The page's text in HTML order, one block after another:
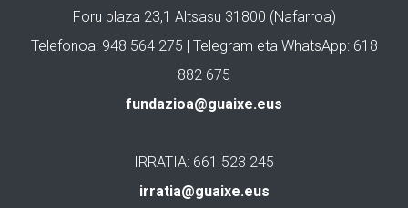
Foru plaza 23,1 Altsasu 31800 (Nafarroa)
Telefonoa: 948 564 275 | Telegram eta WhatsApp: 618
882 675
fundazioa@guaixe.eus
IRRATIA: 661 523 245
irratia@guaixe.eus